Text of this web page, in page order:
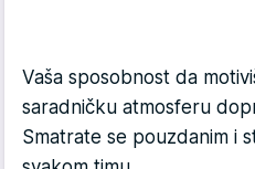
Vaša sposobnost da
saradničku atmosferu
Smatrate se pouzdanim i